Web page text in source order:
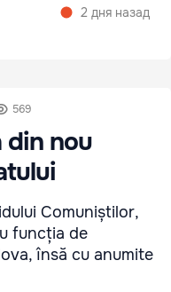
2 дня назад
569
din nou
Comuniștilor,
funcția de
însă cu anumite